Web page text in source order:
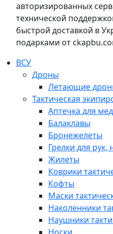
авторизированных
технической
быстрой доставкой в
подарками от
ВСУ
Дроны
Летающие
Тактическая
Аптечка для
Балаклавы
Бронежелеты
Грелки для рук,
Жилеты
Коврики
Кофты
Маски
Наколенники
Наушники